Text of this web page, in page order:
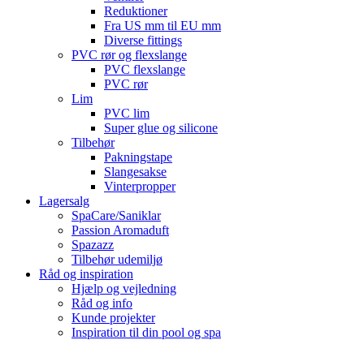
Reduktioner
Fra US mm til EU mm
Diverse fittings
PVC rør og flexslange
PVC flexslange
PVC rør
Lim
PVC lim
Super glue og silicone
Tilbehør
Pakningstape
Slangesakse
Vinterpropper
Lagersalg
SpaCare/Saniklar
Passion Aromaduft
Spazazz
Tilbehør udemiljø
Råd og inspiration
Hjælp og vejledning
Råd og info
Kunde projekter
Inspiration til din pool og spa